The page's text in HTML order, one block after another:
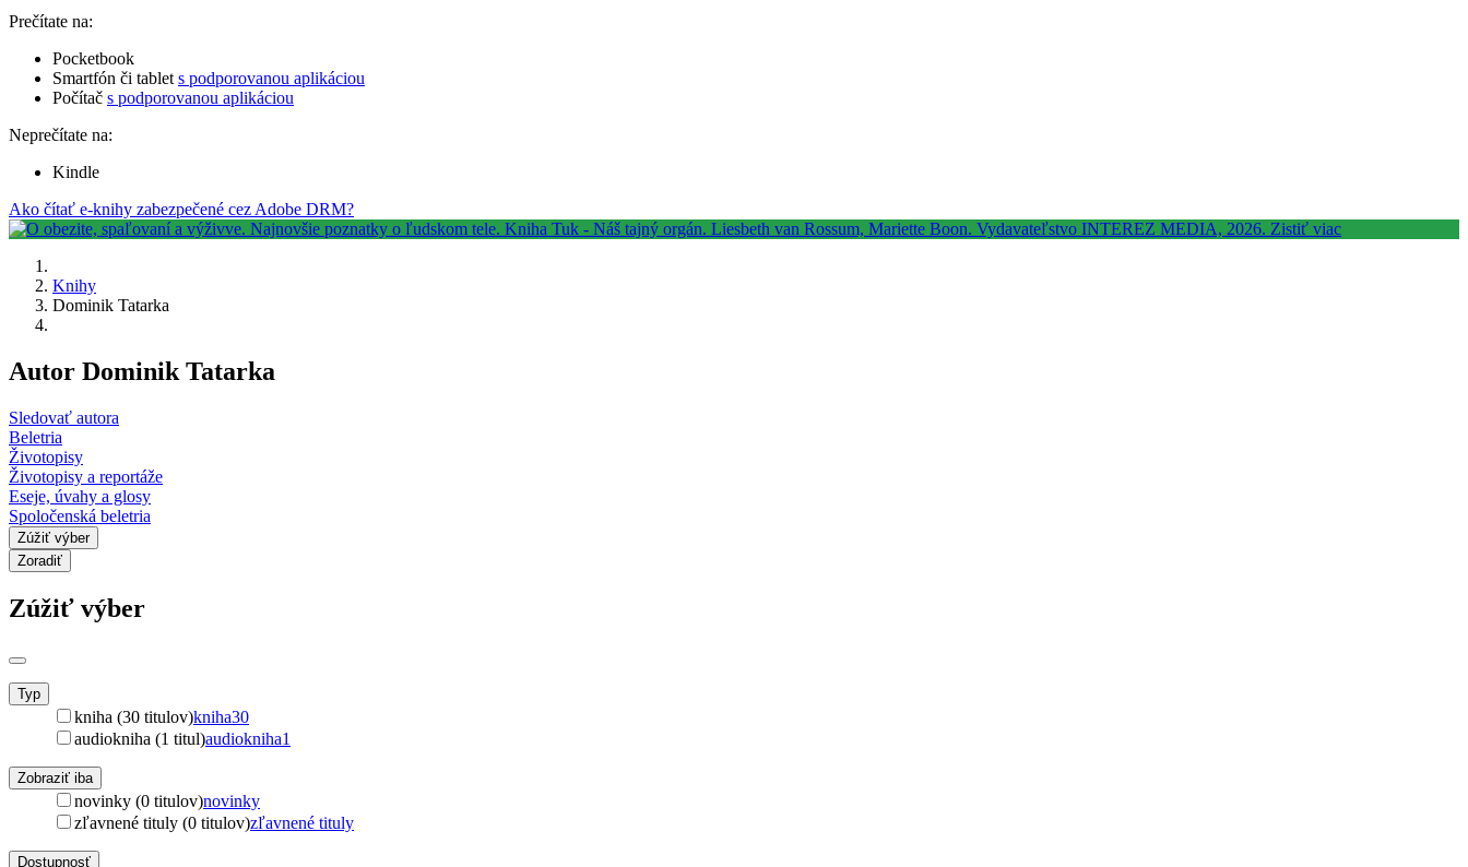
Prečítate na:
Pocketbook
Smartfón či tablet s podporovanou aplikáciou
Počítač s podporovanou aplikáciou
Neprečítate na:
Kindle
Ako čítať e-knihy zabezpečené cez Adobe DRM?
Knihy
Dominik Tatarka
Autor Dominik Tatarka
Sledovať autora
Beletria
Životopisy
Životopisy a reportáže
Eseje, úvahy a glosy
Spoločenská beletria
Zúžiť výber
Zoradiť
Zúžiť výber
Typ
kniha (30 titulov)kniha30
audiokniha (1 titul)audiokniha1
Zobraziť iba
novinky (0 titulov)novinky
zľavnené tituly (0 titulov)zľavnené tituly
Dostupnosť